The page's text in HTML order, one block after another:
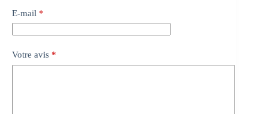
E-mail *
Votre avis *